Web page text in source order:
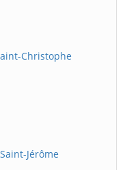
Christophe
Jérôme